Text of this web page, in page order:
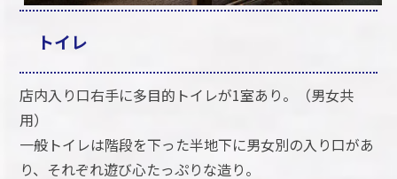
トイレ
店内入り口右手に多目的トイレが1室あり。（男女共
用）
一般トイレは階段を下った半地下に男女別の入り口があ
り、それぞれ遊び心たっぷりな造り。